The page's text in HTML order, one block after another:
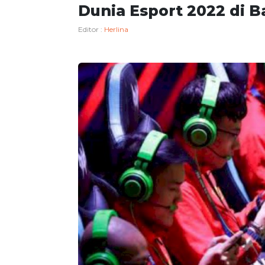
Dunia Esport 2022 di
Editor : Herlina